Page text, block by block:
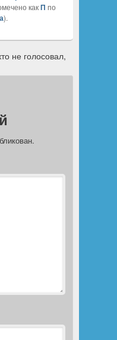
какП по
).
не голосовал,